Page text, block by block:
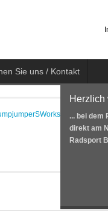
Sie uns / Kontakt
Herzlich
... bei dem
direkt am
Radsport